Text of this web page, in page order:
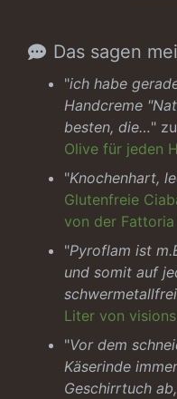
Das sagen
"ich habe
Handcreme
besten, die…" zu
Olive für jeden
"Knochenhart,
Glutenfreie
von der Fattoria
"Pyroflam ist
und somit auf
Liter von visions
"Vor dem
Käserinde
Geschirrtuch